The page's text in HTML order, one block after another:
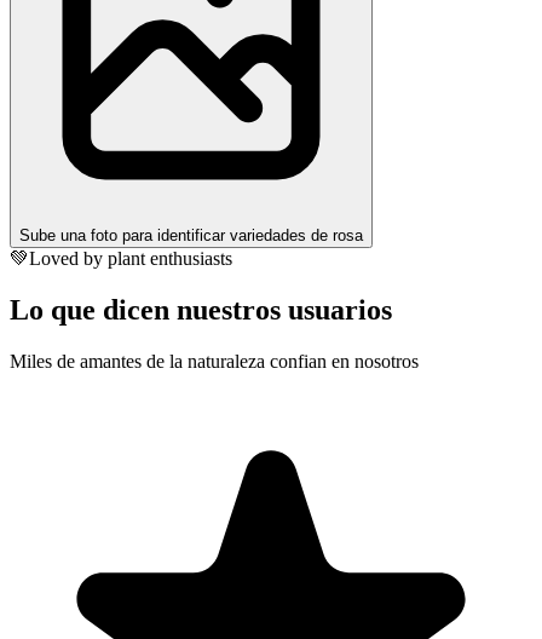
Sube una foto para identificar variedades de rosa
💚Loved by plant enthusiasts
Lo que dicen nuestros usuarios
Miles de amantes de la naturaleza confian en nosotros